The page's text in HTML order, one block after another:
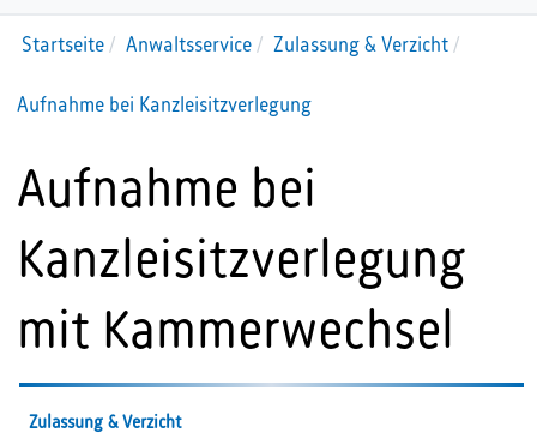
Startseite Anwaltsservice Zulassung & Verzicht
Aufnahme bei Kanzleisitzverlegung
Aufnahme bei
Kanzleisitzverlegung
mit Kammerwechsel
Zulassung & Verzicht